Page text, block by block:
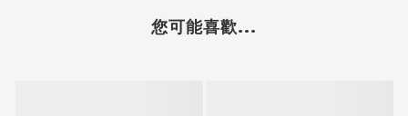
您可能喜歡...